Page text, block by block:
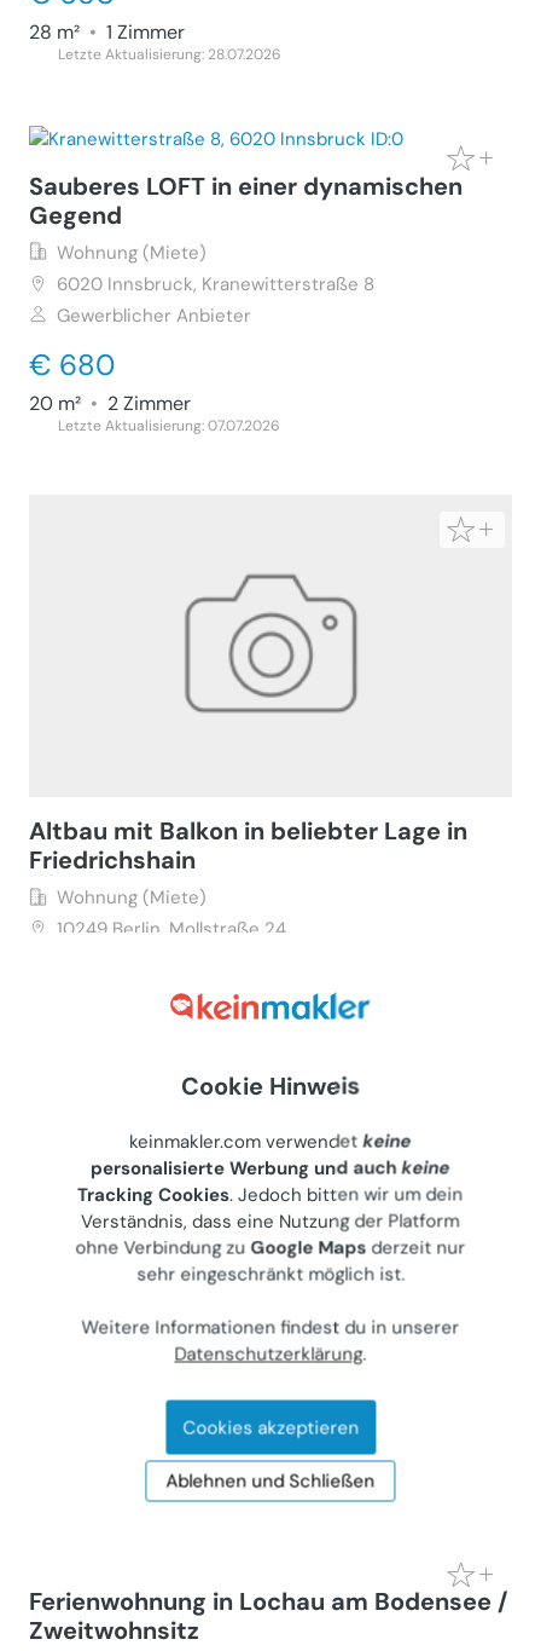
28 m² • 1 Zimmer
Letzte Aktualisierung: 28.07.2026
Sauberes LOFT in einer dynamischen
Gegend
Wohnung (Miete)
6020 Innsbruck, Kranewitterstraße 8
Gewerblicher Anbieter
€ 680
20 m² • 2 Zimmer
Letzte Aktualisierung: 07.07.2026
Altbau mit Balkon in beliebter Lage in
Friedrichshain
Wohnung (Miete)
10249 Berlin, Mollstraße 24
? Außergewöhnliche Maisonette-
Wohnung in Traunstein ? Für Menschen,
die das Besondere suchen!
83278 Traunstein, Binderstraße 9
Gewerblicher Anbieter
3 Zimmer
Letzte Aktualisierung: 03.07.2026
Ferienwohnung in Lochau am Bodensee /
Zweitwohnsitz
Cookie Hinweis
keinmakler.com verwendetkeine
personalisierte Werbung und auchkeine
Tracking Cookies. Jedoch bitten wir um dein
Verständnis, dass eine Nutzung der Platform
ohne Verbindung zuGoogle Maps derzeit nur
sehr eingeschränkt möglich ist.
Weitere Informationen findest du in unserer
Datenschutzerklärung.
Cookies akzeptieren
Ablehnen und Schließen